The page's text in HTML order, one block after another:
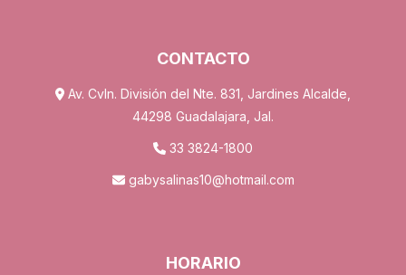
CONTACTO
Av. Cvln. División del Nte. 831, Jardines Alcalde,
44298 Guadalajara, Jal.
33 3824-1800
gabysalinas10@hotmail.com
HORARIO